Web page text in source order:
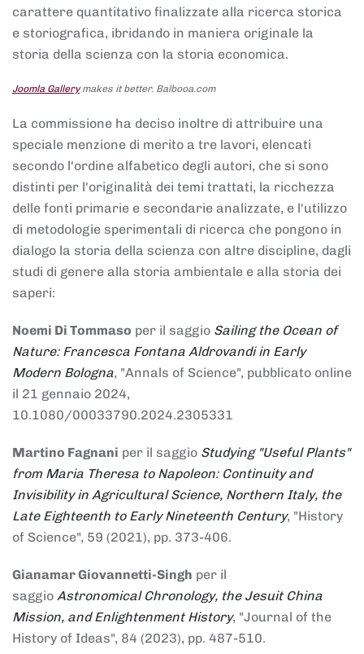
carattere quantitativo finalizzate alla ricerca storica
e storiografica, ibridando in maniera originale la
storia della scienza con la storia economica.
Joomla Gallerymakes it better. Balbooa.com
La commissione ha deciso inoltre di attribuire una
speciale menzione di merito a tre lavori, elencati
secondo l'ordine alfabetico degli autori, che si sono
distinti per l'originalità dei temi trattati, la ricchezza
delle fonti primarie e secondarie analizzate, e l'utilizzo
di metodologie sperimentali di ricerca che pongono in
dialogo la storia della scienza con altre discipline, dagli
studi di genere alla storia ambientale e alla storia dei
saperi:
Noemi Di Tommaso per il saggio Sailing the Ocean of
Nature: Francesca Fontana Aldrovandi in Early
Modern Bologna, "Annals of Science", pubblicato online
il 21 gennaio 2024,
10.1080/00033790.2024.2305331
Martino Fagnani per il saggio Studying "Useful Plants"
from Maria Theresa to Napoleon: Continuity and
Invisibility in Agricultural Science, Northern Italy, the
Late Eighteenth to Early Nineteenth Century, "History
of Science", 59 (2021), pp. 373-406.
Gianamar Giovannetti-Singh per il
saggio Astronomical Chronology, the Jesuit China
Mission, and Enlightenment History, "Journal of the
History of Ideas", 84 (2023), pp. 487-510.